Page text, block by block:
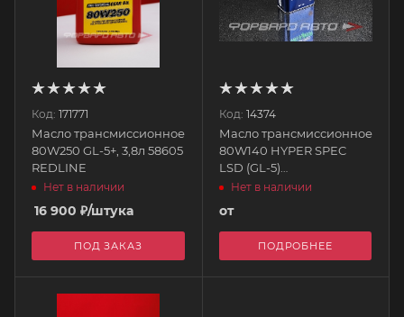
Код: 171771
Масло трансмиссионное
80W250 GL-5+, 3,8л 58605
REDLINE
Нет в наличии
16 900 ₽/штука
ПОД ЗАКАЗ
Код: 14374
Масло трансмиссионное
80W140 HYPER SPEC
LSD (GL-5)
(синтетическое) 2 литра
Нет в наличии
от
ПОДРОБНЕЕ